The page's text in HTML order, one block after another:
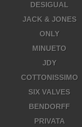
DESIGUAL
JACK & JONES
ONLY
MINUETO
JDY
COTTONISSIMO
SIX VALVES
BENDORFF
PRIVATA